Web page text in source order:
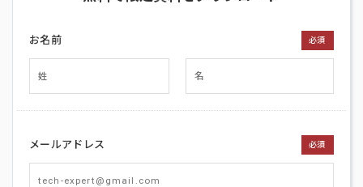
お名前 必須
メールアドレス 必須